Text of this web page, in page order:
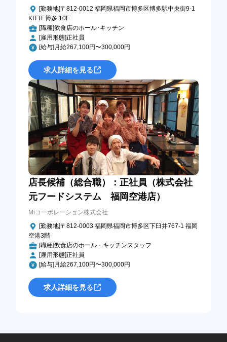
[勤務地]〒812-0012 福岡県福岡市博多区博多駅中央街9-1
KITTE博多 10F
[職種]飲食店のホール･キッチン
[雇用形態]正社員
[給与]月給267,100円〜300,000円
求人詳細を見る
店長候補（総合職）：正社員（株式会社
元フードシステム 福岡空港店）
Miコーポレーション株式会社
[勤務地]〒812-0003 福岡県福岡市博多区下臼井767-1 福岡
空港3階
[職種]飲食店のホール・キッチンスタッフ
[雇用形態]正社員
[給与]月給267,100円〜300,000円
求人詳細を見る